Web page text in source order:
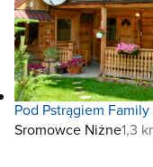
Pod Pstrągiem
Sromowce Niżne1,3